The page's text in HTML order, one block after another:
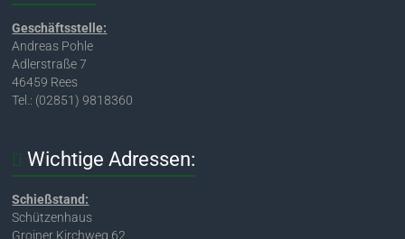
Geschäftsstelle:
Andreas Pohle
Adlerstraße 7
46459 Rees
Tel.: (02851) 9818360
Wichtige Adressen:
Schießstand:
Schützenhaus
Groiner Kirchweg 62